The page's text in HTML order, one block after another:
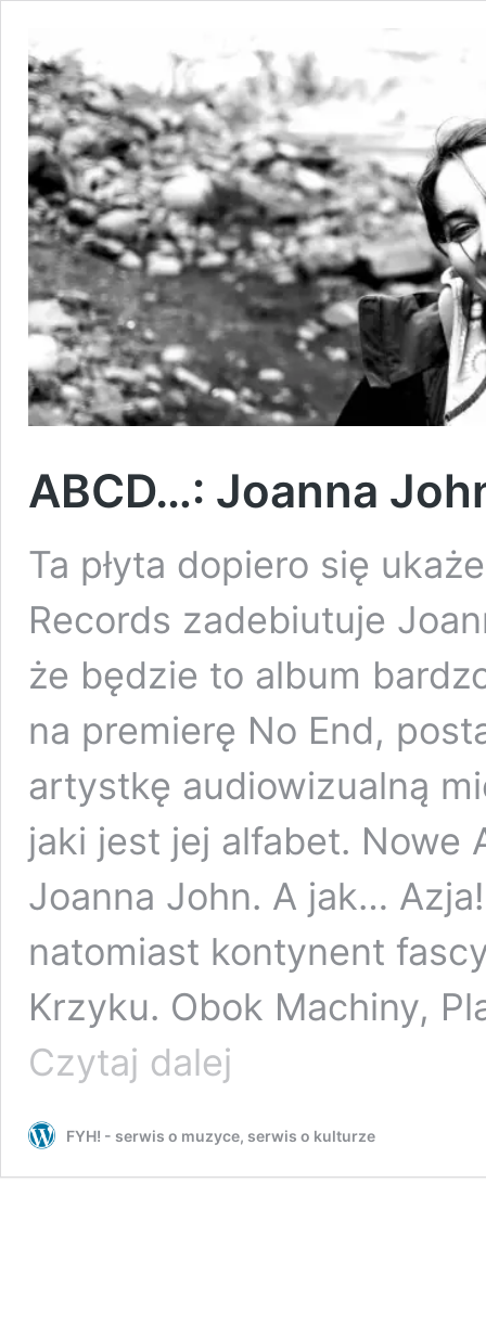
ABCD…: Joanna
Ta płyta dopiero się
Records zadebiutuje
że będzie to album
na premierę No End,
artystkę audiowizualną
jaki jest jej alfabet. Nowe
Joanna John. A jak…
natomiast kontynent
Krzyku. Obok Machiny,
Czytaj dalej
FYH! - serwis o muzyce, serwis o kulturze